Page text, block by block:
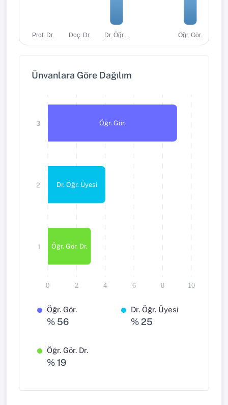
Prof. Dr. Doç. Dr. Dr. Öğr.... Öğr. Gör.
Ünvanlara Göre Dağılım
Öğr. Gör.
Dr. Öğr. Üyesi
Öğr. Gör. Dr.
3
2
1
10
8
6
4
2
0
Öğr. Gör.
% 56
Dr. Öğr. Üyesi
% 25
Öğr. Gör. Dr.
% 19